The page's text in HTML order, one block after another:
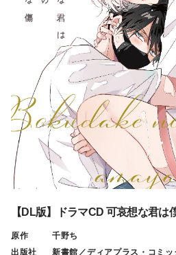
【DL版】ドラマCD 可哀想な君は
原作
千野ち
出版社
新書館／ディアプラス・コミッ